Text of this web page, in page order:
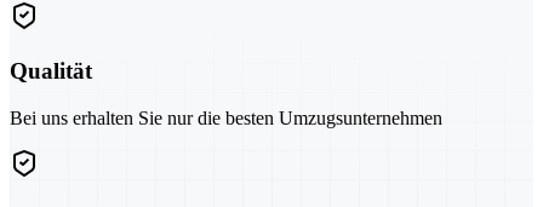
Qualität
Bei uns erhalten Sie nur die besten Umzugsunternehmen